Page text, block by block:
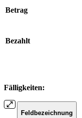
Betrag
Bezahlt
Fälligkeiten:
Feldbezeichnung